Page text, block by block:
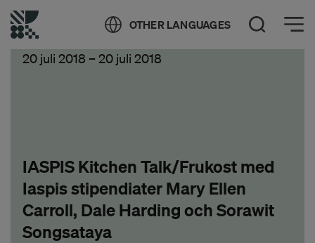
OTHER LANGUAGES Öppna sök
Öppna meny
20 juli 2018 – 20 juli 2018
IASPIS Kitchen Talk/Frukost med
Iaspis stipendiater Mary Ellen
Carroll, Dale Harding och Sorawit
Songsataya